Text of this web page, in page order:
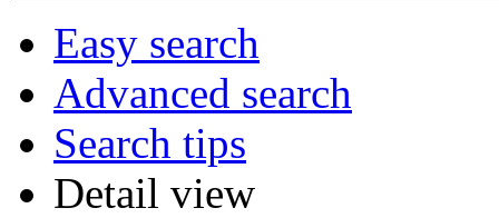
Easy search
Advanced search
Search tips
Detail view